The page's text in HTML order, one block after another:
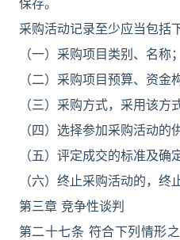
保存。
采购活动记录至少应当包括
（一）采购项目类别、名称；
（二）采购项目预算、资金
（三）采购方式，采用该方
（四）选择参加采购活动的
（五）评定成交的标准及确
（六）终止采购活动的，
第三章 竞争性谈判
第二十七条 符合下列情形